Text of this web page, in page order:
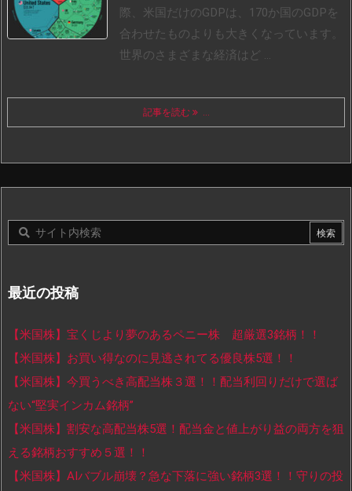
際、米国だけのGDPは、170か国のGDPを
合わせたものよりも大きくなっています。
世界のさまざまな経済はど ...
記事を読む ...
最近の投稿
【米国株】宝くじより夢のあるペニー株 超厳選3銘柄！！
【米国株】お買い得なのに見逃されてる優良株5選！！
【米国株】今買うべき高配当株３選！！配当利回りだけで選ば
ない“堅実インカム銘柄”
【米国株】割安な高配当株5選！配当金と値上がり益の両方を狙
える銘柄おすすめ５選！！
【米国株】AIバブル崩壊？急な下落に強い銘柄3選！！守りの投